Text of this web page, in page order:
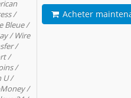
/
Bleue /
/ Wire
/
/
/
U /
/
Acheter